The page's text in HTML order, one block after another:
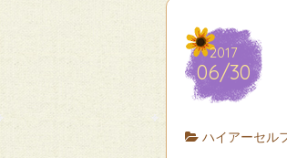
2017
06/30
ハイアーセル